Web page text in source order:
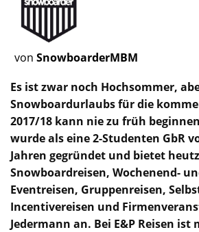
von SnowboarderMBM
Es ist zwar noch Hochsommer,
Snowboardurlaubs für die
2017/18 kann nie zu früh
wurde als eine 2-Studenten GbR
Jahren gegründet und bietet
Snowboardreisen, Wochenend-
Eventreisen, Gruppenreisen,
Incentivereisen und
Jedermann an. Bei E&P Reisen